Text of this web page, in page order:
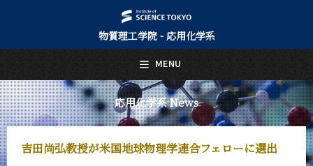
物質理工学院 - 応用化学系
応用化学系 News
吉田尚弘教授が米国地球物理学連合フェローに選出
MENU
日本語 English
トップページ
Top Page
応用化学系について
About Us
教育